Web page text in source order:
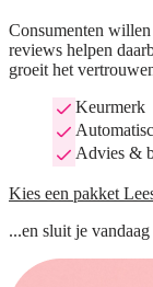
Consumenten
reviews helpen
groeit het
Keurmerk
Advies &
Kies een pakket
...en sluit je